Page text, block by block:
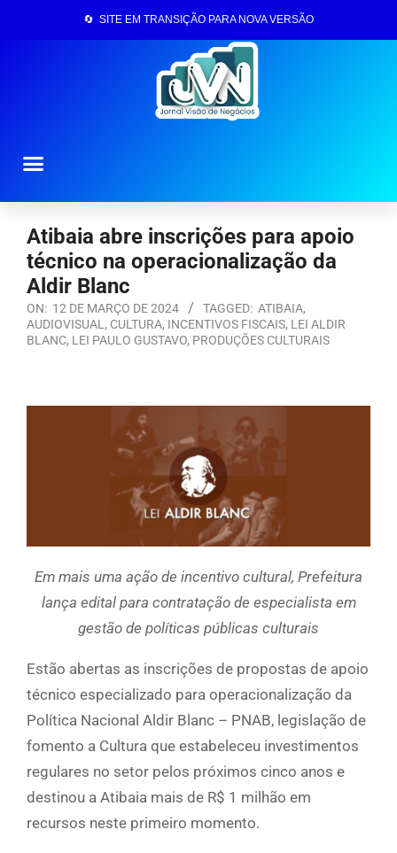
🔄 SITE EM TRANSIÇÃO PARA NOVA VERSÃO
Atibaia abre inscrições para apoio
técnico na operacionalização da
Aldir Blanc
ON: 12 DE MARÇO DE 2024 TAGGED: ATIBAIA,
AUDIOVISUAL , CULTURA, INCENTIVOS FISCAIS, LEI ALDIR
BLANC, LEI PAULO GUSTAVO, PRODUÇÕES CULTURAIS
Em mais uma ação de incentivo cultural, Prefeitura
lança edital para contratação de especialista em
gestão de políticas públicas culturais
Estão abertas as inscrições de propostas de apoio
técnico especializado para operacionalização da
Política Nacional Aldir Blanc – PNAB, legislação de
fomento a Cultura que estabeleceu investimentos
regulares no setor pelos próximos cinco anos e
destinou a Atibaia mais de R$ 1 milhão em
recursos neste primeiro momento.